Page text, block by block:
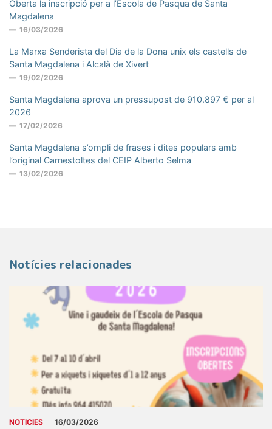
Oberta la inscripció per a l’Escola de Pasqua de Santa
Magdalena
16/03/2026
La Marxa Senderista del Dia de la Dona unix els castells de
Santa Magdalena i Alcalà de Xivert
19/02/2026
Santa Magdalena aprova un pressupost de 910.897 € per al
2026
17/02/2026
Santa Magdalena s’ompli de frases i dites populars amb
l’original Carnestoltes del CEIP Alberto Selma
13/02/2026
Notícies relacionades
NOTICIES 16/03/2026